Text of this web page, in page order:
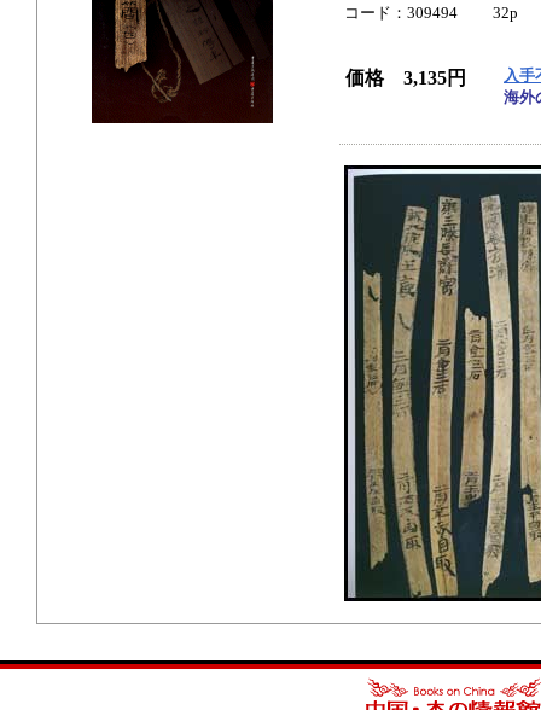
コード：309494 32p
価格 3,135円
入手
海外